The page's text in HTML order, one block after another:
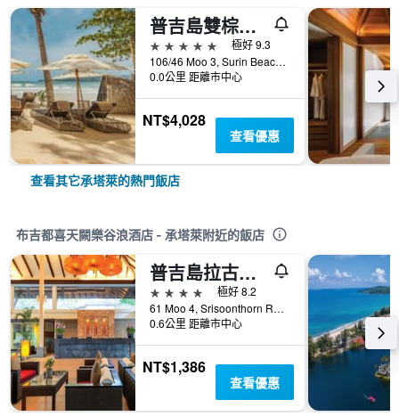
普吉島雙棕櫚樹飯店
5星級
極好 9.3
106/46 Moo 3, Surin Beach Road, 承塔萊, 泰國
0.0公里 距離市中心
NT$4,028
查看優惠
查看其它承塔萊的熱門飯店
布吉都喜天闕樂谷浪酒店 - 承塔萊附近的飯店
普吉島拉古娜假日俱樂部度假酒店
4星級
極好 8.2
61 Moo 4, Srisoonthorn Road, 承塔萊, 泰國
0.6公里 距離市中心
NT$1,386
查看優惠